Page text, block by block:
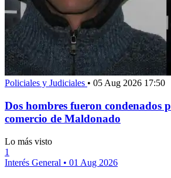
Policiales y Judiciales • 05 Aug 2026 17:50
Dos hombres fueron condenados
comercio de Maldonado
Lo más visto
1
Interés General • 01 Aug 2026